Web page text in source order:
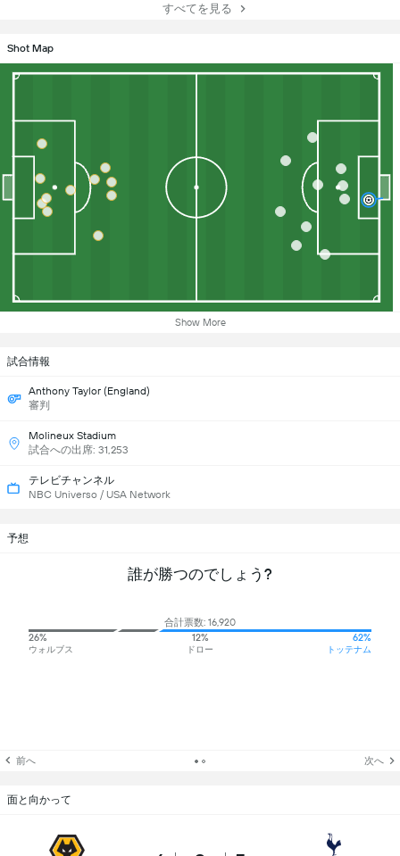
すべてを見る
Shot Map
Show More
試合情報
Anthony Taylor (England)
審判
Molineux Stadium
試合への出席: 31,253
テレビチャンネル
NBC Universo / USA Network
予想
誰が勝つのでしょう?
合計票数: 16,920
26%
ウォルブス
12%
ドロー
62%
トッテナム
前へ 次へ
面と向かって